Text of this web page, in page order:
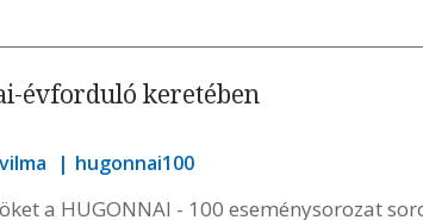
évforduló keretében
hugonnai100
a HUGONNAI - 100 eseménysorozat